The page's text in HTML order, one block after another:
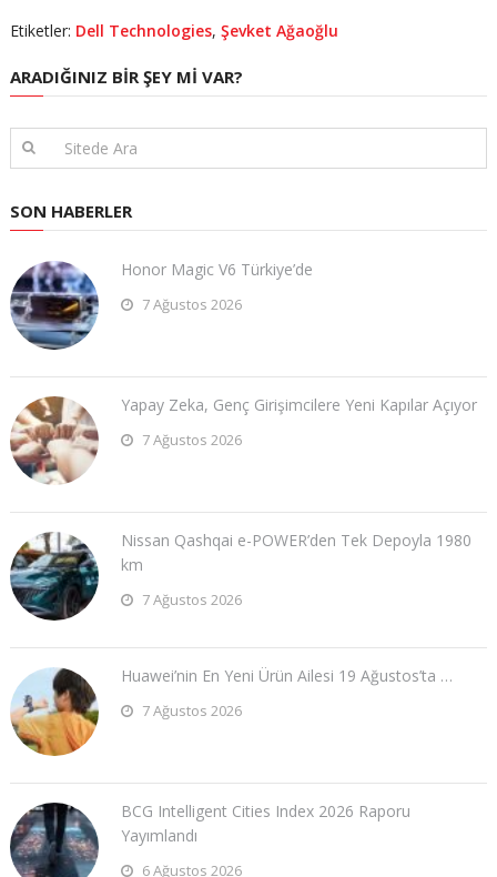
Etiketler: Dell Technologies, Şevket Ağaoğlu
ARADIĞINIZ BIR ŞEY MI VAR?
SON HABERLER
Honor Magic V6 Türkiye’de
7 Ağustos 2026
Yapay Zeka, Genç Girişimcilere Yeni Kapılar Açıyor
7 Ağustos 2026
Nissan Qashqai e-POWER’den Tek Depoyla 1980
km
7 Ağustos 2026
Huawei’nin En Yeni Ürün Ailesi 19 Ağustos’ta …
7 Ağustos 2026
BCG Intelligent Cities Index 2026 Raporu
Yayımlandı
6 Ağustos 2026